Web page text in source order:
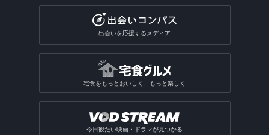
出会いを応援するメディア
宅食をもっとおいしく、もっと楽しく
今日観たい映画・ドラマが見つかる